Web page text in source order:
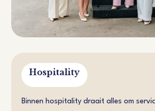
Hospitality
Binnen hospitality draait alles om